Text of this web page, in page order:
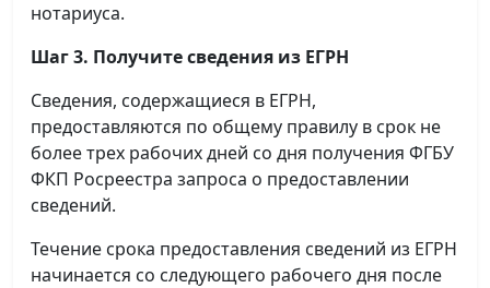
нотариуса.
Шаг 3. Получите сведения из ЕГРН
Сведения, содержащиеся в ЕГРН,
предоставляются по общему правилу в срок не
более трех рабочих дней со дня получения ФГБУ
ФКП Росреестра запроса о предоставлении
сведений.
Течение срока предоставления сведений из ЕГРН
начинается со следующего рабочего дня после